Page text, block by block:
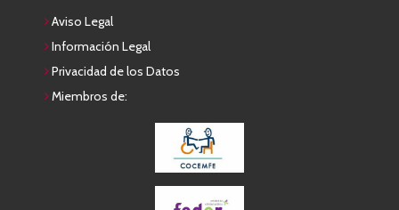
Aviso Legal
Información Legal
Privacidad de los Datos
Miembros de: